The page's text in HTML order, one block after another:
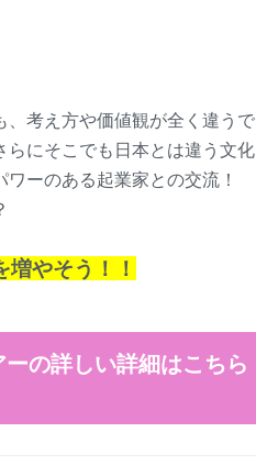
考え方や価値観が全く違うで
にそこでも日本とは違う文化
ワーのある起業家との交流！
やそう！！
の詳しい詳細はこちら